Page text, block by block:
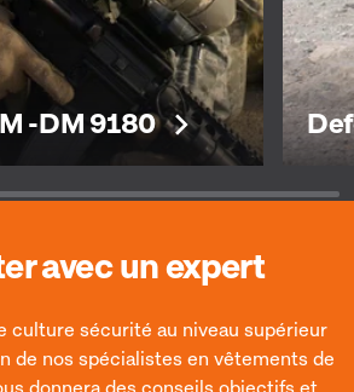
-DM 9180
avec un expert
culture sécurité au niveau supérieur
de nos spécialistes en vêtements de